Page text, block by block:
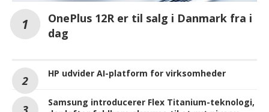
OnePlus 12R er til salg i Danmark fra i
dag
HP udvider AI-platform for virksomheder
Samsung introducerer Flex Titanium-teknologi,